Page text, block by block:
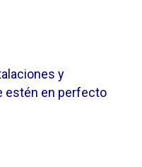
y
estén en perfecto